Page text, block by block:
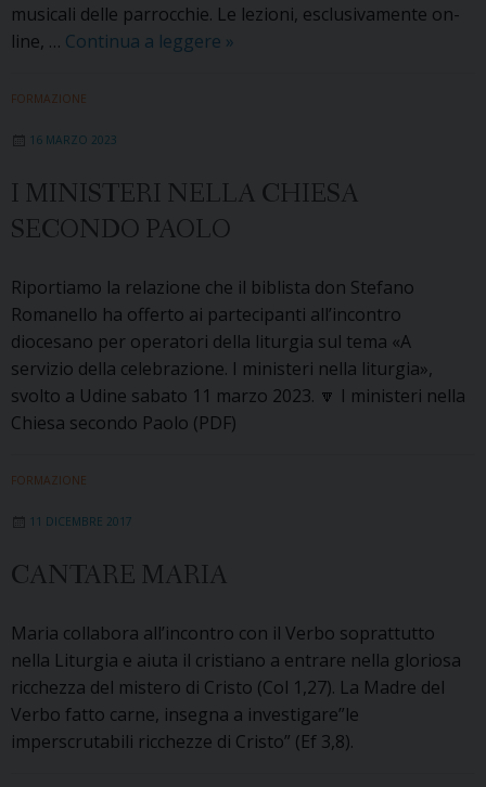
musicali delle parrocchie. Le lezioni, esclusivamente on-
line, … Continua a leggere Corso
con
l’Ufficio
nazionale
»
FORMAZIONE
16 MARZO 2023
I MINISTERI NELLA CHIESA
SECONDO PAOLO
Riportiamo la relazione che il biblista don Stefano
Romanello ha offerto ai partecipanti all’incontro
diocesano per operatori della liturgia sul tema «A
servizio della celebrazione. I ministeri nella liturgia»,
svolto a Udine sabato 11 marzo 2023. 🔽 I ministeri nella
Chiesa secondo Paolo (PDF)
FORMAZIONE
11 DICEMBRE 2017
CANTARE MARIA
Maria collabora all’incontro con il Verbo soprattutto
nella Liturgia e aiuta il cristiano a entrare nella gloriosa
ricchezza del mistero di Cristo (Col 1,27). La Madre del
Verbo fatto carne, insegna a investigare”le
imperscrutabili ricchezze di Cristo” (Ef 3,8).